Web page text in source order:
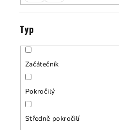
Typ
Začátečník
Pokročilý
Středně pokročilí